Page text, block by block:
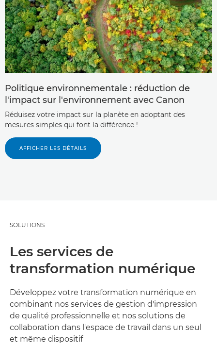
Politique environnementale : réduction de
l'impact sur l'environnement avec Canon
Réduisez votre impact sur la planète en adoptant des
mesures simples qui font la différence !
AFFICHER LES DÉTAILS
SOLUTIONS
Les services de
transformation numérique
Développez votre transformation numérique en
combinant nos services de gestion d'impression
de qualité professionnelle et nos solutions de
collaboration dans l'espace de travail dans un seul
et même dispositif